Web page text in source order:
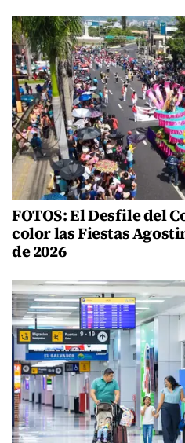
FOTOS: El Desfile del
color las Fiestas
de 2026